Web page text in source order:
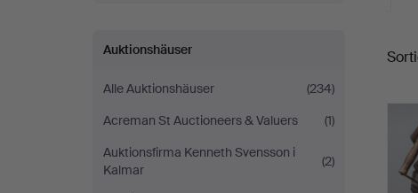
Auktionshäuser
Alle Auktionshäuser
(234)
Acreman St Auctioneers & Valuers
(1)
Auktionsfirma Kenneth Svensson i
Kalmar
(2)